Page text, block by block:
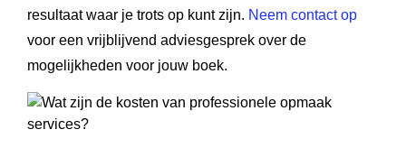
resultaat waar je trots op kunt zijn. Neem contact op
voor een vrijblijvend adviesgesprek over de
mogelijkheden voor jouw boek.